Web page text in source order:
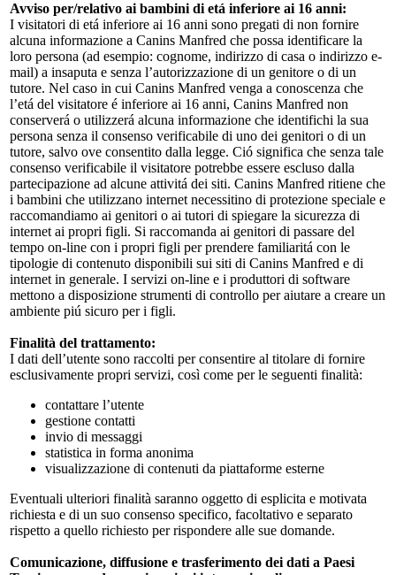
Avviso per/relativo ai bambini di etá inferiore ai 16 anni:
I visitatori di etá inferiore ai 16 anni sono pregati di non fornire
alcuna informazione a Canins Manfred che possa identificare la
loro persona (ad esempio: cognome, indirizzo di casa o indirizzo e-
mail) a insaputa e senza l’autorizzazione di un genitore o di un
tutore. Nel caso in cui Canins Manfred venga a conoscenza che
l’etá del visitatore é inferiore ai 16 anni, Canins Manfred non
conserverá o utilizzerá alcuna informazione che identifichi la sua
persona senza il consenso verificabile di uno dei genitori o di un
tutore, salvo ove consentito dalla legge. Ció significa che senza tale
consenso verificabile il visitatore potrebbe essere escluso dalla
partecipazione ad alcune attivitá dei siti. Canins Manfred ritiene che
i bambini che utilizzano internet necessitino di protezione speciale e
raccomandiamo ai genitori o ai tutori di spiegare la sicurezza di
internet ai propri figli. Si raccomanda ai genitori di passare del
tempo on-line con i propri figli per prendere familiaritá con le
tipologie di contenuto disponibili sui siti di Canins Manfred e di
internet in generale. I servizi on-line e i produttori di software
mettono a disposizione strumenti di controllo per aiutare a creare un
ambiente piú sicuro per i figli.
Finalità del trattamento:
I dati dell’utente sono raccolti per consentire al titolare di fornire
esclusivamente propri servizi, così come per le seguenti finalità:
contattare l’utente
gestione contatti
invio di messaggi
statistica in forma anonima
visualizzazione di contenuti da piattaforme esterne
Eventuali ulteriori finalità saranno oggetto di esplicita e motivata
richiesta e di un suo consenso specifico, facoltativo e separato
rispetto a quello richiesto per rispondere alle sue domande.
Comunicazione, diffusione e trasferimento dei dati a Paesi